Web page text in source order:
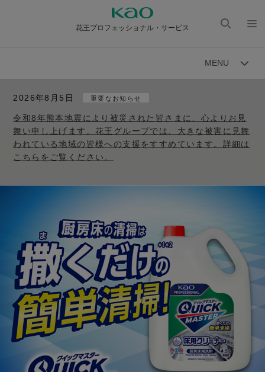
花王プロフェッショナル・サービス
く
MENU
2026年8月5日 重要なお知らせ
令和8年熊本地震により被災された皆さまに、心よりお見
舞い申し上げます。花王グループでは、大きな被害に見舞
われている地域の皆様への支援をすすめています。詳細は
こちらをご覧ください。